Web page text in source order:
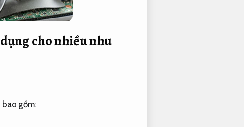
cho nhiều nhu
bao gồm: